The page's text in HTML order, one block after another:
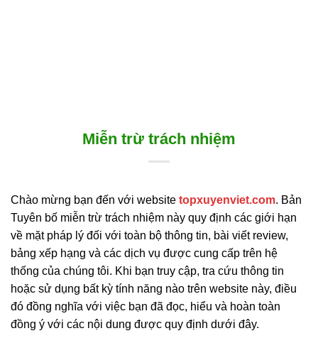
Miễn trừ trách nhiệm
Chào mừng bạn đến với website topxuyenviet.com. Bản
Tuyên bố miễn trừ trách nhiệm này quy định các giới hạn
về mặt pháp lý đối với toàn bộ thông tin, bài viết review,
bảng xếp hạng và các dịch vụ được cung cấp trên hệ
thống của chúng tôi. Khi bạn truy cập, tra cứu thông tin
hoặc sử dụng bất kỳ tính năng nào trên website này, điều
đó đồng nghĩa với việc bạn đã đọc, hiểu và hoàn toàn
đồng ý với các nội dung được quy định dưới đây.